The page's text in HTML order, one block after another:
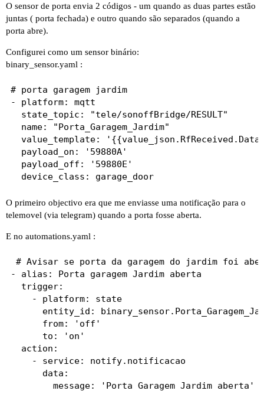
O sensor de porta envia 2 códigos - um quando as duas partes estão
juntas ( porta fechada) e outro quando são separados (quando a
porta abre).
Configurei como um sensor binário:
binary_sensor.yaml :
# porta garagem jardim
- platform: mqtt
  state_topic: "tele/sonoffBridge/RESULT"
  name: "Porta_Garagem_Jardim"
value_template:
  payload_on: '59880A'
  payload_off: '59880E'
  device_class: garage_door
O primeiro objectivo era que me enviasse uma notificação para o
telemovel (via telegram) quando a porta fosse aberta.
E no automations.yaml :
# Avisar se porta da garagem do jardim foi
- alias: Porta garagem Jardim aberta
  trigger:
    - platform: state
entity_id:
      from: 'off'
      to: 'on'
  action:
    - service: notify.notificacao
      data: